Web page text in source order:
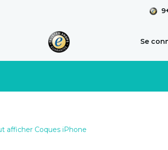
Se
afficher Coques iPhone